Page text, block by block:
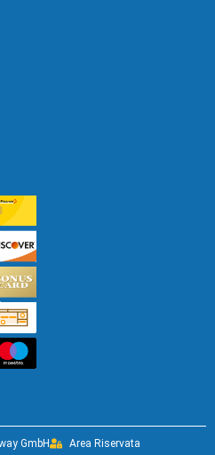
GmbH
Area Riservata